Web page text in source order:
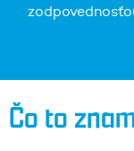
Čo to